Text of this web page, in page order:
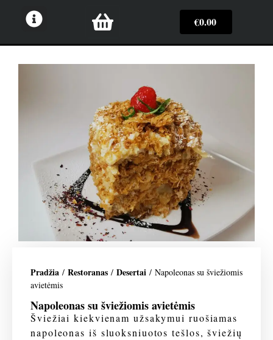
€0.00
Pradžia / Restoranas / Desertai / Napoleonas su šviežiomis
avietėmis
Napoleonas su šviežiomis avietėmis
Šviežiai kiekvienam užsakymui ruošiamas
napoleonas iš sluoksniuotos tešlos, šviežių